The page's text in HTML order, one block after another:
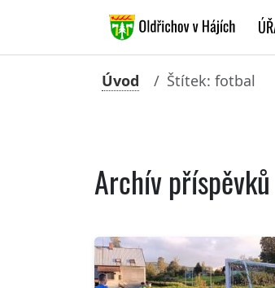
Úvod Štítek: fotbal
Archív příspěvků